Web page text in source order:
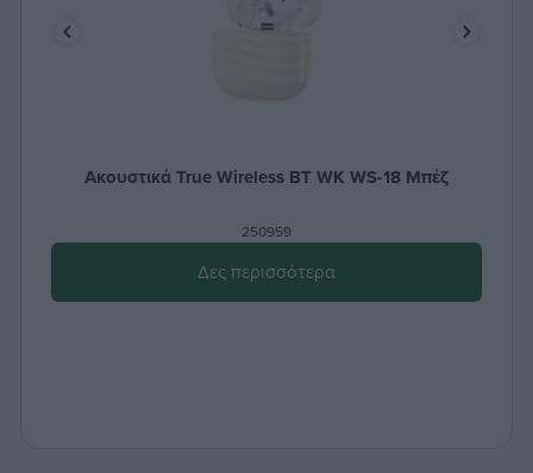
Ακουστικά True Wireless ΒΤ WK WS-18 Μπέζ
250959
Δες περισσότερα